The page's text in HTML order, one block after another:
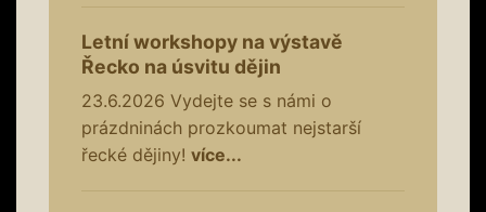
Letní workshopy na výstavě
Řecko na úsvitu dějin
23.6.2026 Vydejte se s námi o
prázdninách prozkoumat nejstarší
řecké dějiny! více...